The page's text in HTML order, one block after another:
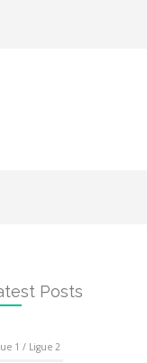
Posts
1 / Ligue 2